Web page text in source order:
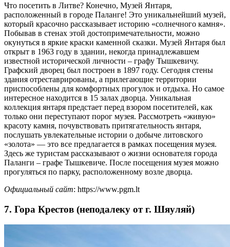
Что посетить в Литве? Конечно, Музей Янтаря,
расположенный в городе Паланге! Это уникальнейший музей,
который красочно рассказывает историю «солнечного камня».
Побывав в стенах этой достопримечательности, можно
окунуться в яркие краски каменной сказки. Музей Янтаря был
открыт в 1963 году в здании, некогда принадлежавшем
известной исторической личности – графу Тышкевичу.
Графский дворец был построен в 1897 году. Сегодня стены
здания отреставрированы, а прилегающие территории
приспособлены для комфортных прогулок и отдыха. Но самое
интересное находится в 15 залах дворца. Уникальная
коллекция янтаря предстает перед взором посетителей, как
только они переступают порог музея. Рассмотреть «живую»
красоту камня, почувствовать притягательность янтаря,
послушать увлекательные истории о добыче литовского
«золота» — это все предлагается в рамках посещения музея.
Здесь же туристам рассказывают о жизни основателя города
Паланги – графе Тышкевиче. После посещения музея можно
прогуляться по парку, расположенному возле дворца.
Официальный сайт: https://www.pgm.lt
7. Гора Крестов (неподалеку от г. Шяуляй)